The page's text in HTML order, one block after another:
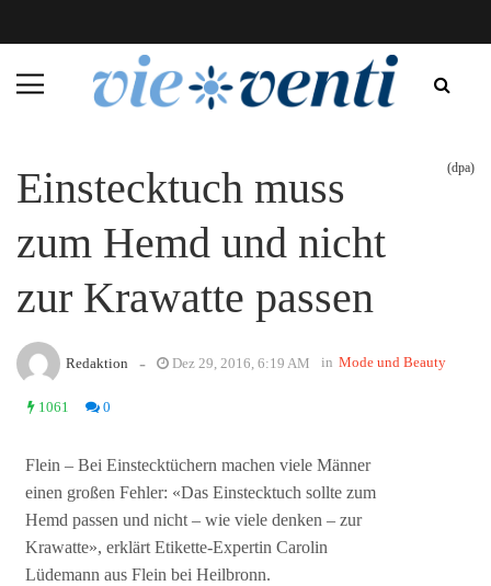
Einstecktuch muss
zum Hemd und nicht
zur Krawatte passen
(dpa)
Redaktion - Dez 29, 2016, 6:19 AM in Mode und Beauty
1061 0
Flein – Bei Einstecktüchern machen viele Männer
einen großen Fehler: «Das Einstecktuch sollte zum
Hemd passen und nicht – wie viele denken – zur
Krawatte», erklärt Etikette-Expertin Carolin
Lüdemann aus Flein bei Heilbronn.